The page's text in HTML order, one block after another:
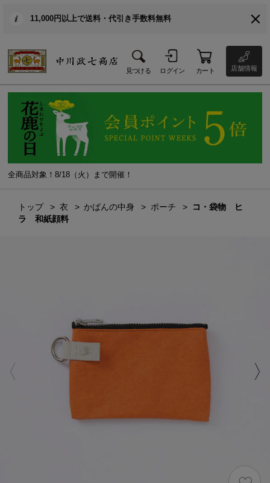
11,000円以上で送料・代引き手数料無料
見つける ログイン カート 店舗情報
全商品対象！8/18（火）まで開催！
トップ 衣 かばんの中身 ポーチ
コ・袋物 ヒ
ラ 和紙顔料